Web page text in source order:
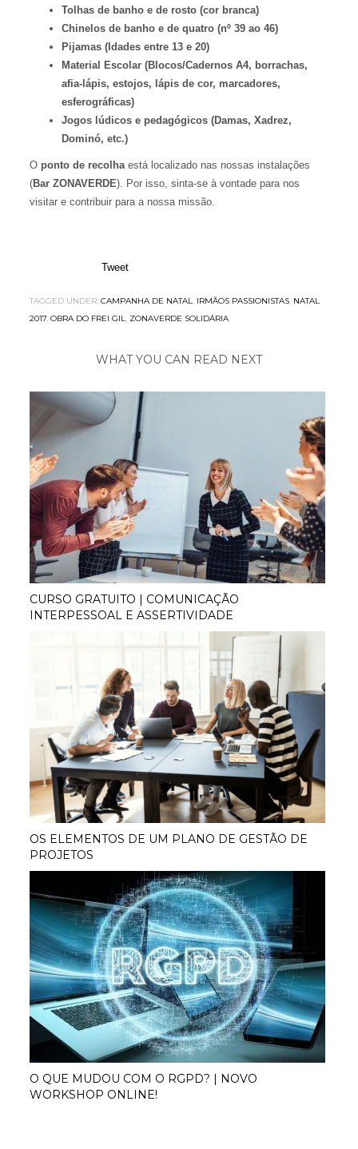
Tolhas de banho e de rosto (cor branca)
Chinelos de banho e de quatro (nº 39 ao 46)
Pijamas (Idades entre 13 e 20)
Material Escolar (Blocos/Cadernos A4, borrachas,
afia-lápis, estojos, lápis de cor, marcadores,
esferográficas)
Jogos lúdicos e pedagógicos (Damas, Xadrez,
Dominó, etc.)
O ponto de recolhaestá localizado nas nossas instalações
(Bar ZONAVERDE). Por isso, sinta-se à vontade para nos
visitar e contribuir para a nossa missão.
Tweet
TAGGED UNDER: CAMPANHA DE NATAL, IRMÃOS PASSIONISTAS, NATAL
2017,OBRA DO FREI GIL, ZONAVERDE SOLIDÁRIA
WHAT YOU CAN READ NEXT
CURSO GRATUITO | COMUNICAÇÃO
INTERPESSOAL E ASSERTIVIDADE
OS ELEMENTOS DE UM PLANO DE GESTÃO DE
PROJETOS
O QUE MUDOU COM O RGPD? | NOVO
WORKSHOP ONLINE!